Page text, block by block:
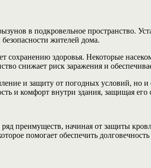
в подкровельное пространство.
жителей дома.
сохранению здоровья. Некоторые
снижает риск заражения и
и защиту от погодных условий,
и комфорт внутри здания, защищая
преимуществ, начиная от защиты
помогает обеспечить